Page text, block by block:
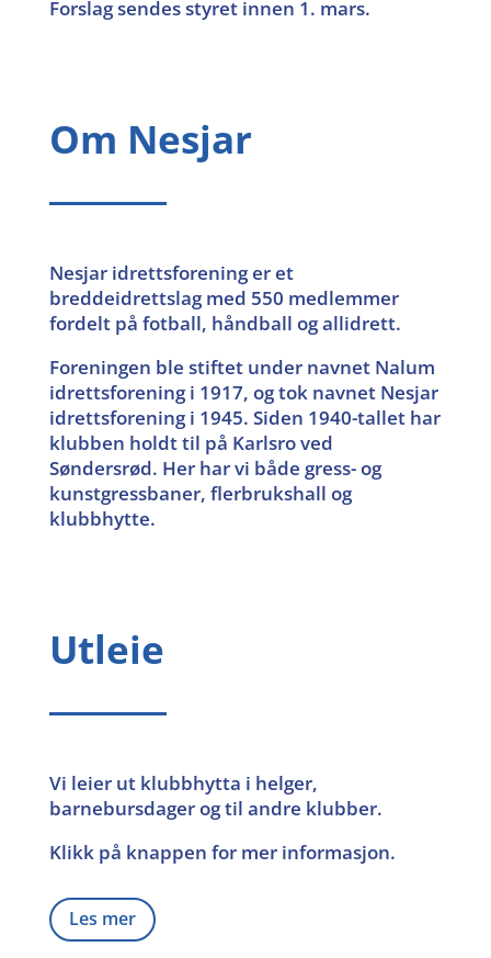
Forslag sendes styret innen 1. mars.
Om Nesjar
Nesjar idrettsforening er et
breddeidrettslag med 550 medlemmer
fordelt på fotball, håndball og allidrett.
Foreningen ble stiftet under navnet Nalum
idrettsforening i 1917, og tok navnet Nesjar
idrettsforening i 1945. Siden 1940-tallet har
klubben holdt til på Karlsro ved
Søndersrød. Her har vi både gress- og
kunstgressbaner, flerbrukshall og
klubbhytte.
Utleie
Vi leier ut klubbhytta i helger,
barnebursdager og til andre klubber.
Klikk på knappen for mer informasjon.
Les mer